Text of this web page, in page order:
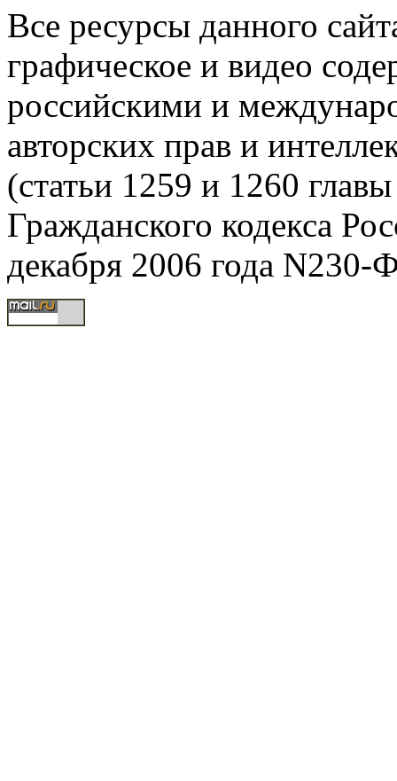
Все ресурсы данного
графическое и видео
российскими и
авторских прав и
(статьи 1259 и 1260
Гражданского кодекса
декабря 2006 года N230-